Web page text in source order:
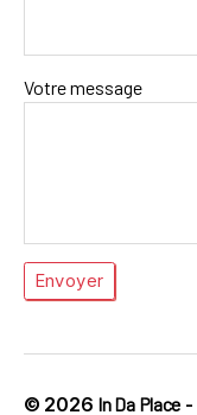
Votre message
© 2026 In Da Place -